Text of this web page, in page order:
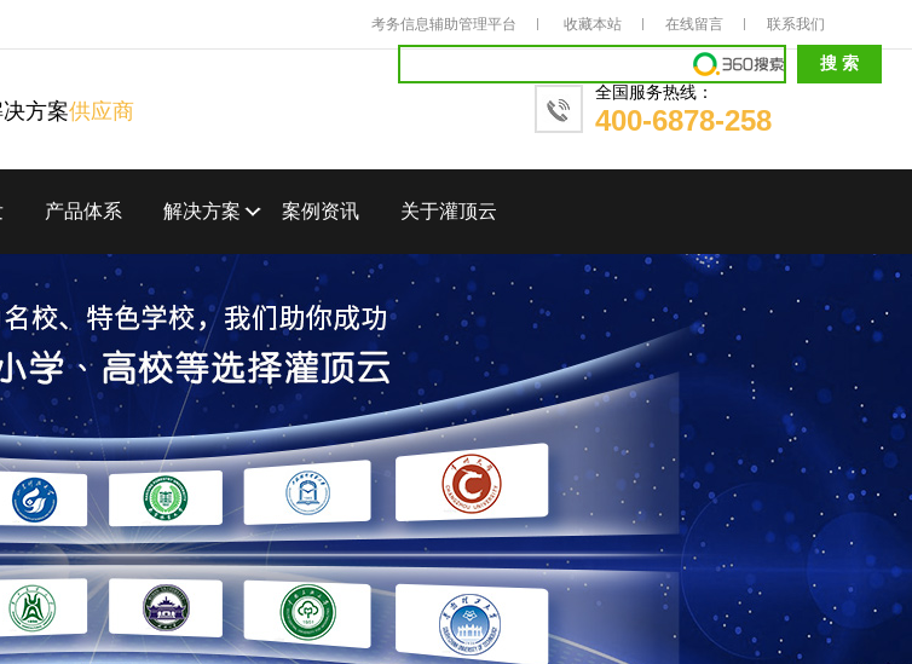
考务信息辅助管理平台 收藏本站 在线留言 联系我们
方案供应商
全国服务热线：
400-6878-258
产品体系 解决方案 案例资讯 关于灌顶云